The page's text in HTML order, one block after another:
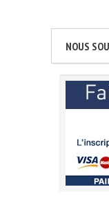
NOUS